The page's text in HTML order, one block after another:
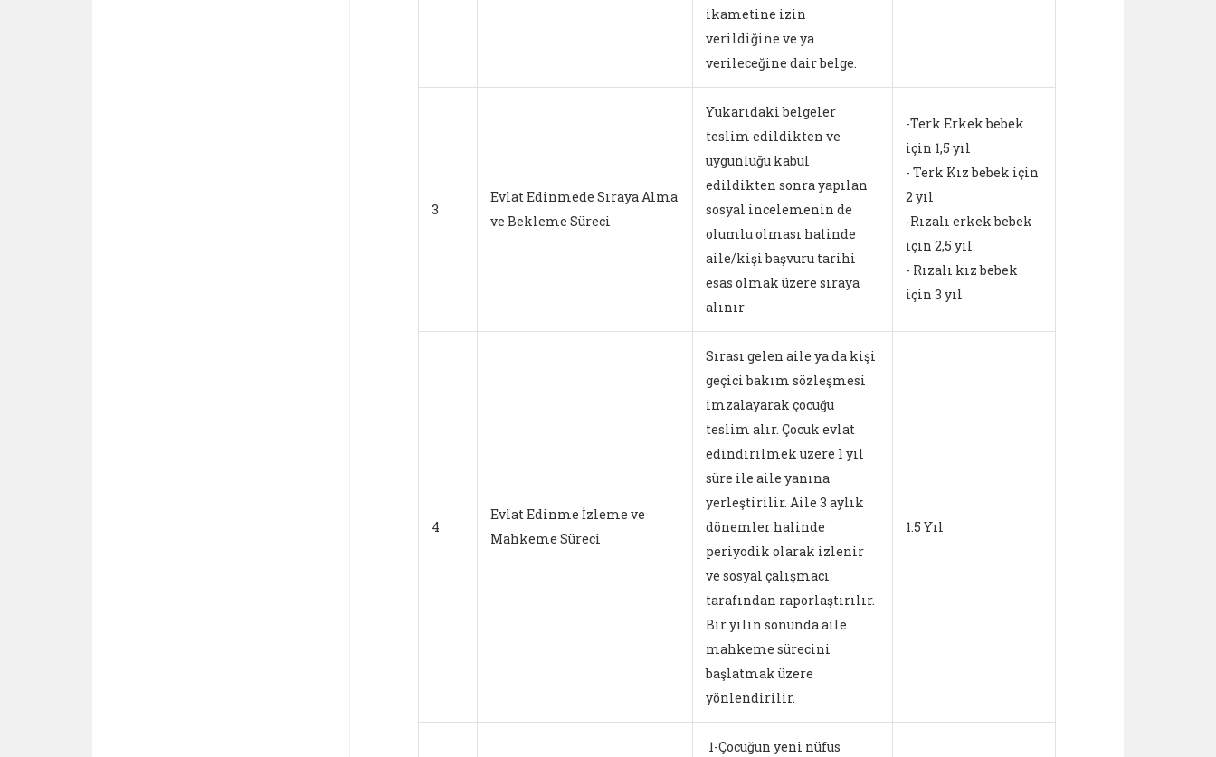
ikametine izin
verildiğine ve ya
verileceğine dair belge.
3
Evlat Edinmede Sıraya Alma
ve Bekleme Süreci
Yukarıdaki belgeler
teslim edildikten ve
uygunluğu kabul
edildikten sonra yapılan
sosyal incelemenin de
olumlu olması halinde
aile/kişi başvuru tarihi
esas olmak üzere sıraya
alınır
-Terk Erkek bebek
için 1,5 yıl
- Terk Kız bebek için
2 yıl
-Rızalı erkek bebek
için 2,5 yıl
- Rızalı kız bebek
için 3 yıl
4
Evlat Edinme İzleme ve
Mahkeme Süreci
Sırası gelen aile ya da kişi
geçici bakım sözleşmesi
imzalayarak çocuğu
teslim alır. Çocuk evlat
edindirilmek üzere 1 yıl
süre ile aile yanına
yerleştirilir. Aile 3 aylık
dönemler halinde
periyodik olarak izlenir
ve sosyal çalışmacı
tarafından raporlaştırılır.
Bir yılın sonunda aile
mahkeme sürecini
başlatmak üzere
yönlendirilir.
1.5 Yıl
1-Çocuğun yeni nüfus